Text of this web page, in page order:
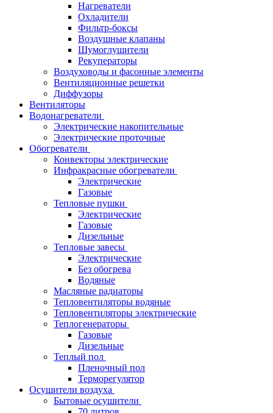
Нагреватели
Охладители
Фильтр-боксы
Воздушные клапаны
Шумоглушители
Рекуператоры
Воздуховоды и фасонные элементы
Вентиляционные решетки
Диффузоры
Вентиляторы
Водонагреватели
Электрические накопительные
Электрические проточные
Обогреватели
Конвекторы электрические
Инфракрасные обогреватели
Электрические
Газовые
Тепловые пушки
Электрические
Газовые
Дизельные
Тепловые завесы
Электрические
Без обогрева
Водяные
Масляные радиаторы
Тепловентиляторы водяные
Тепловентиляторы электрические
Теплогенераторы
Газовые
Дизельные
Теплый пол
Пленочный пол
Терморегулятор
Осушители воздуха
Бытовые осушители